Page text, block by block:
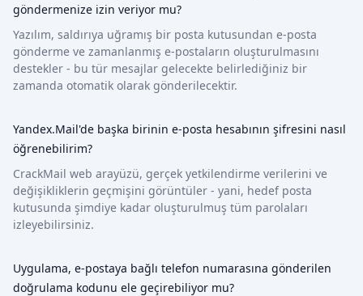
göndermenize izin veriyor mu?
Yazılım, saldırıya uğramış bir posta kutusundan e-posta
gönderme ve zamanlanmış e-postaların oluşturulmasını
destekler - bu tür mesajlar gelecekte belirlediğiniz bir
zamanda otomatik olarak gönderilecektir.
Yandex.Mail'de başka birinin e-posta hesabının şifresini nasıl
öğrenebilirim?
CrackMail web arayüzü, gerçek yetkilendirme verilerini ve
değişikliklerin geçmişini görüntüler - yani, hedef posta
kutusunda şimdiye kadar oluşturulmuş tüm parolaları
izleyebilirsiniz.
Uygulama, e-postaya bağlı telefon numarasına gönderilen
doğrulama kodunu ele geçirebiliyor mu?